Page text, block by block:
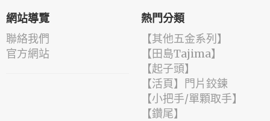
網站導覽
聯絡我們
官方網站
熱門分類
【其他五金系列】
【田島Tajima】
【起子頭】
【活頁】門片鉸鍊
【小把手/單顆取手】
【鑽尾】